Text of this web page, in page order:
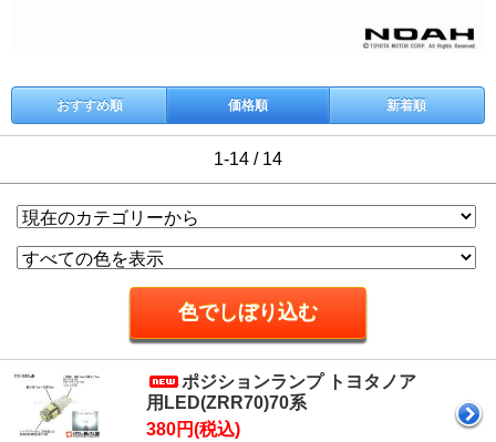
おすすめ順 価格順 新着順
1-14 / 14
ポジションランプ トヨタノア
用LED(ZRR70)70系
380円(税込)